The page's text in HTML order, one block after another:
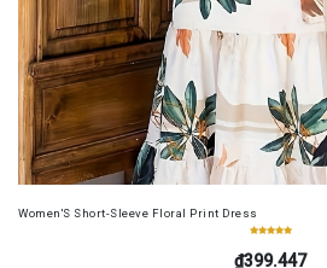
Women'S Short-Sleeve Floral Print Dress
₫399.447